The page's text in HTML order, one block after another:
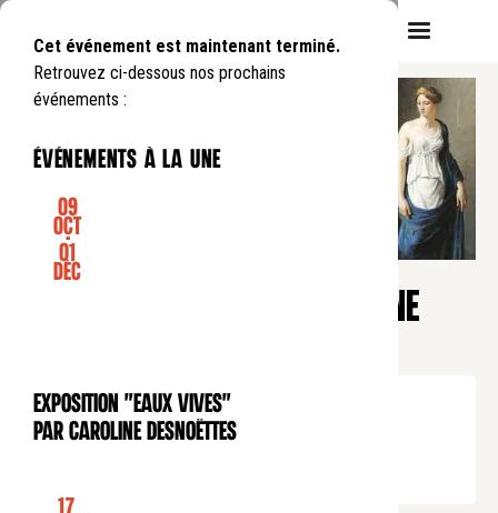
Cet événement est maintenant terminé.
Retrouvez ci-dessous nos prochains
événements :
événements à la une
EXPOSITION
09
Oct
-
01
Déc
Exposition "Eaux Vives"
par Caroline Desnoëttes
CONFÉRENCE
LE CORPS DANS LA BIBLE : UNE
Mardi7
.
11de19:30à21:00
Tarif normal : 10€